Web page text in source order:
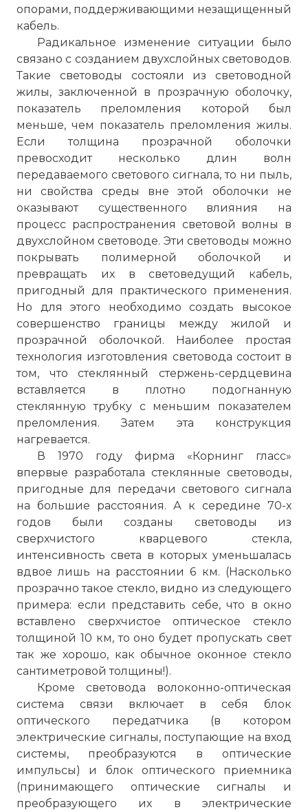
опорами, поддерживающими незащищенный
кабель.
Радикальное изменение ситуации было
связано с созданием двухслойных световодов.
Такие световоды состояли из световодной
жилы, заключенной в прозрачную оболочку,
показатель преломления которой был
меньше, чем показатель преломления жилы.
Если толщина прозрачной оболочки
превосходит несколько длин волн
передаваемого светового сигнала, то ни пыль,
ни свойства среды вне этой оболочки не
оказывают существенного влияния на
процесс распространения световой волны в
двухслойном световоде. Эти световоды можно
покрывать полимерной оболочкой и
превращать их в световедущий кабель,
пригодный для практического применения.
Но для этого необходимо создать высокое
совершенство границы между жилой и
прозрачной оболочкой. Наиболее простая
технология изготовления световода состоит в
том, что стеклянный стержень-сердцевина
вставляется в плотно подогнанную
стеклянную трубку с меньшим показателем
преломления. Затем эта конструкция
нагревается.
В 1970 году фирма «Корнинг гласс»
впервые разработала стеклянные световоды,
пригодные для передачи светового сигнала
на большие расстояния. А к середине 70-х
годов были созданы световоды из
сверхчистого кварцевого стекла,
интенсивность света в которых уменьшалась
вдвое лишь на расстоянии 6 км. (Насколько
прозрачно такое стекло, видно из следующего
примера: если представить себе, что в окно
вставлено сверхчистое оптическое стекло
толщиной 10 км, то оно будет пропускать свет
так же хорошо, как обычное оконное стекло
сантиметровой толщины!).
Кроме световода волоконно-оптическая
система связи включает в себя блок
оптического передатчика (в котором
электрические сигналы, поступающие на вход
системы, преобразуются в оптические
импульсы) и блок оптического приемника
(принимающего оптические сигналы и
преобразующего их в электрические
☓
Недостатком 3-го поколения ВОСС была
необходимость применения
электронных усилителей через каждые
(70…80) км. Эта ситуация изменилась
только в 1989 году с изобретением
оптических усилителей.
4-ое поколение ВОСС сделало
возможным использование оптического
усиления для увеличения длины
регенерационного участка и
спектрального мультиплексирования
wavelength division multiplexing (WDM)
для увеличения агрегатной скорости
передачи. Появление WDM положило
начало удвоению пропускной
способности системы каждые 6 месяцев.
В большинстве WDM систем затухание
длина регенерационного участка
составляло 70…80 км и
компенсировалось с помощью
легированных эрбием оптических
усилителей. Такие усилители,
работающие в диапазоне частот C-band (1
530-1 565 nm), были разработаны после
1985 года и стали коммерчески доступны
в 1990 году. Эксперименты 1991 года
показали возможность передачи данных
со скоростью 2,5 Гбит/с более чем на
21000 км и со скоростью 5 Гбит/с более
чем на 14000 км при использовании
recirculating-loop configuration. Тем
самым была подтверждена
принципиальная реальность
межконтинентальной связи с помощью
подводных ВОСС с оптическими
усилителями, а начиная же с 1996 года
стала возможной коммерческая
эксплуатация трансатлантических и